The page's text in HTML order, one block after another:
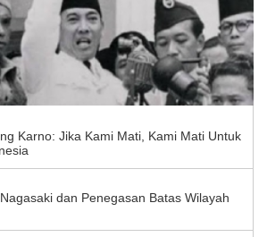
Karno: Jika Kami Mati, Kami Mati Untuk
dan Penegasan Batas Wilayah